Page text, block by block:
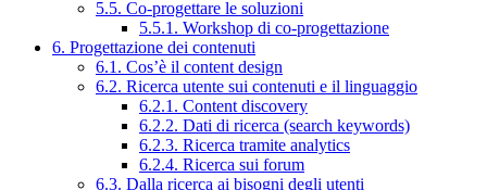
5.5. Co-progettare le soluzioni
5.5.1. Workshop di co-progettazione
6. Progettazione dei contenuti
6.1. Cos’è il content design
6.2. Ricerca utente sui contenuti e il linguaggio
6.2.1. Content discovery
6.2.2. Dati di ricerca (search keywords)
6.2.3. Ricerca tramite analytics
6.2.4. Ricerca sui forum
6.3. Dalla ricerca ai bisogni degli utenti